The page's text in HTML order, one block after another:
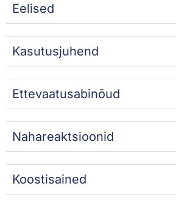
Eelised
Kasutusjuhend
Ettevaatusabinõud
Nahareaktsioonid
Koostisained